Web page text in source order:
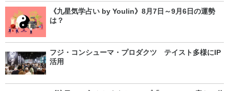
《九星気学占い by Youlin》8月7日～9月6日の運勢
は？
フジ・コンシューマ・プロダクツ テイスト多様にIP
活用